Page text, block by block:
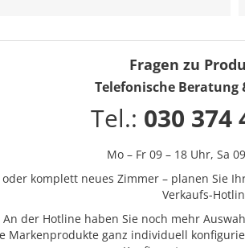
Fragen zu
Telefonische Beratung
Tel.: 030 374
Mo – Fr 09 – 18 Uhr,Sa
oder komplett neues Zimmer – planen Sie
Verkaufs-
An der Hotline haben Sie noch mehr
Markenprodukte ganz individuell